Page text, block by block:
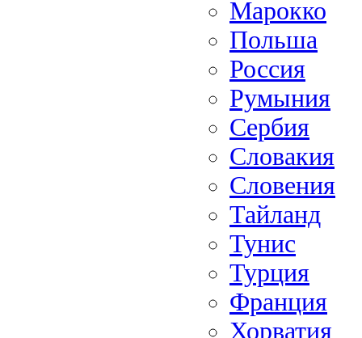
Марокко
Польша
Россия
Румыния
Сербия
Словакия
Словения
Тайланд
Тунис
Турция
Франция
Хорватия